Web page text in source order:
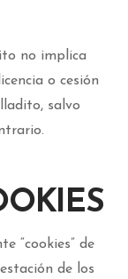
no implica
o cesión
salvo
“cookies” de
de los